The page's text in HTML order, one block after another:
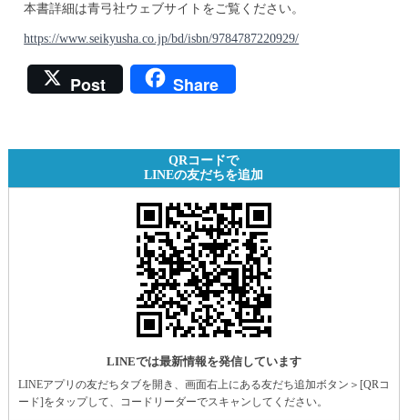
本書詳細は青弓社ウェブサイトをご覧ください。
https://www.seikyusha.co.jp/bd/isbn/9784787220929/
Post Share
QRコードで
LINEの友だちを追加
LINEでは最新情報を発信しています
LINEアプリの友だちタブを開き、画面右上にある友だち追加ボタン＞[QRコ
ード]をタップして、コードリーダーでスキャンしてください。